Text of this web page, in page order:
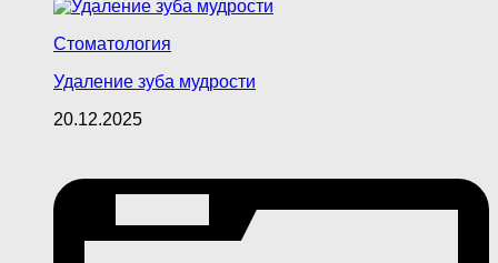
Стоматология
Удаление зуба мудрости
20.12.2025